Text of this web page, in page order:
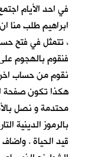
في احد الأيام
ابراهيم طلب منا
، تتمثل في فتح
فنقوم بالهجوم
نقوم من حساب اخر
هكذا تكون صفحة
محتدمة و نصل
بالرموز الدينية
قيد الحياة .